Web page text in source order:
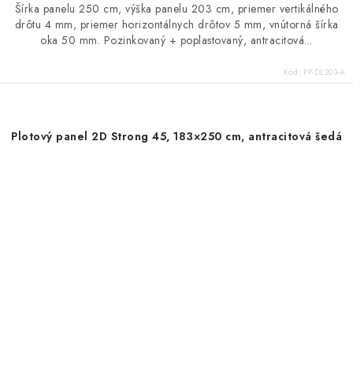
Šírka panelu 250 cm, výška panelu 203 cm, priemer vertikálného
drôtu 4 mm, priemer horizontálnych drôtov 5 mm, vnútorná šírka
oka 50 mm. Pozinkovaný + poplastovaný, antracitová...
Kód: PP-DL203-A
Plotový panel 2D Strong 45, 183×250 cm, antracitová šedá